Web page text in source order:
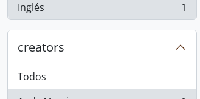
Inglés
, 1 resultados 1
creators
Todos